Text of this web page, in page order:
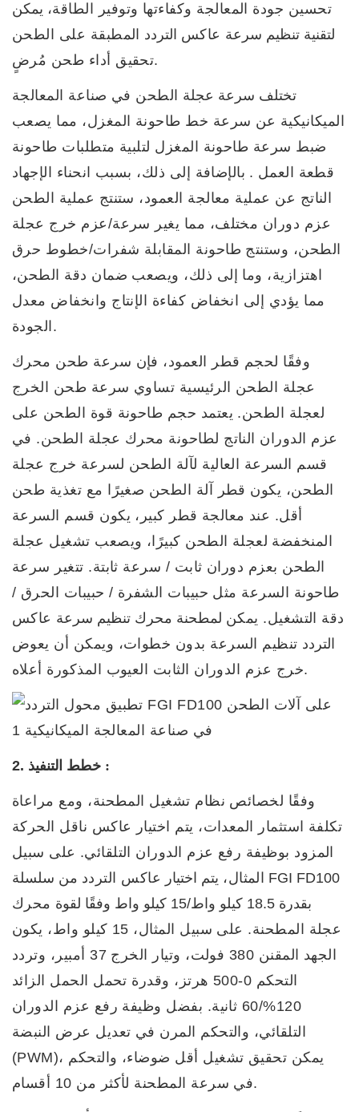
تحسين جودة المعالجة وكفاءتها وتوفير الطاقة، يمكن
لتقنية تنظيم سرعة عاكس التردد
المطبقة على الطحن
تحقيق أداء طحن مُرضٍ.
تختلف سرعة عجلة
الطحن في صناعة المعالجة
الميكانيكية عن سرعة خط طاحونة المغزل، مما يصعب
ضبط سرعة طاحونة المغزل لتلبية متطلبات طاحونة
قطعة العمل . بالإضافة إلى ذلك، بسبب انحناء الإجهاد
الناتج عن عملية معالجة العمود، ستنتج عملية الطحن
عزم دوران مختلف، مما يغير سرعة/عزم خرج عجلة
الطحن، وستنتج طاحونة المقابلة شفرات/خطوط حرق
اهتزازية، وما إلى ذلك، ويصعب ضمان دقة الطحن،
مما يؤدي إلى انخفاض كفاءة الإنتاج وانخفاض معدل
الجودة.
وفقًا لحجم قطر العمود، فإن سرعة طحن محرك
عجلة الطحن الرئيسية تساوي سرعة طحن الخرج
لعجلة الطحن. يعتمد حجم طاحونة قوة الطحن على
عزم الدوران الناتج لطاحونة محرك عجلة الطحن. في
قسم السرعة العالية لآلة الطحن لسرعة خرج عجلة
الطحن، يكون قطر آلة الطحن صغيرًا مع تغذية طحن
أقل. عند معالجة قطر كبير، يكون قسم السرعة
المنخفضة لعجلة الطحن كبيرًا، ويصعب تشغيل عجلة
الطحن بعزم دوران ثابت / سرعة ثابتة. تتغير سرعة
طاحونة السرعة مثل حبيبات الشفرة / حبيبات الحرق /
دقة التشغيل. يمكن لمطحنة محرك تنظيم سرعة عاكس
التردد تنظيم السرعة بدون خطوات، ويمكن أن يعوض
خرج عزم الدوران الثابت العيوب المذكورة أعلاه.
:
وفقًا لخصائص نظام تشغيل المطحنة، ومع مراعاة
تكلفة استثمار المعدات، يتم اختيار عاكس ناقل الحركة
المزود بوظيفة رفع عزم الدوران التلقائي. على سبيل
المثال، يتم اختيار عاكس التردد من سلسلة FGI FD100
بقدرة 18.5 كيلو واط/15 كيلو واط وفقًا لقوة
محرك
عجلة المطحنة. على سبيل المثال، 15 كيلو واط، يكون
الجهد المقنن 380 فولت، وتيار الخرج 37 أمبير، وتردد
التحكم 0-500 هرتز، وقدرة تحمل الحمل الزائد
120%/60 ثانية. بفضل وظيفة رفع عزم الدوران
التلقائي، والتحكم المرن في تعديل عرض النبضة
(PWM)، يمكن تحقيق تشغيل أقل ضوضاء، والتحكم
في سرعة المطحنة لأكثر من 10 أقسام.